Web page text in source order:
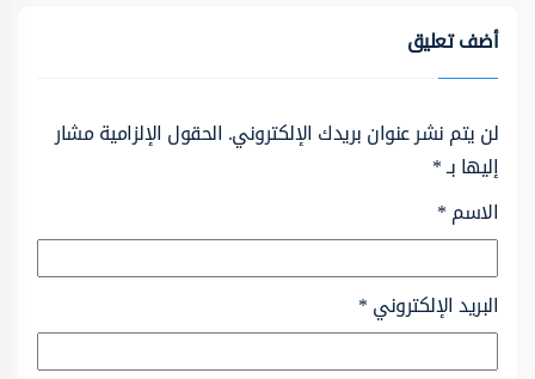
أضف تعليق
لن يتم نشر عنوان بريدك الإلكتروني. الحقول الإلزامية مشار
إليها بـ*
الاسم*
البريد الإلكتروني*